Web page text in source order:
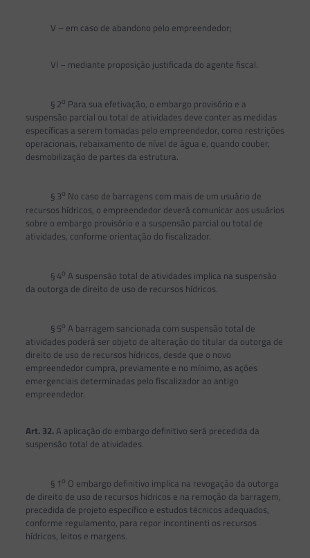
V – em caso de abandono pelo empreendedor;
VI – mediante proposição justificada do agente fiscal.
§ 2o Para sua efetivação, o embargo provisório e a
suspensão parcial ou total de atividades deve conter as medidas
específicas a serem tomadas pelo empreendedor, como restrições
operacionais, rebaixamento de nível de água e, quando couber,
desmobilização de partes da estrutura.
§ 3o No caso de barragens com mais de um usuário de
recursos hídricos, o empreendedor deverá comunicar aos usuários
sobre o embargo provisório e a suspensão parcial ou total de
atividades, conforme orientação do fiscalizador.
§ 4o A suspensão total de atividades implica na suspensão
da outorga de direito de uso de recursos hídricos.
§ 5o A barragem sancionada com suspensão total de
atividades poderá ser objeto de alteração do titular da outorga de
direito de uso de recursos hídricos, desde que o novo
empreendedor cumpra, previamente e no mínimo, as ações
emergenciais determinadas pelo fiscalizador ao antigo
empreendedor.
Art. 32.A aplicação do embargo definitivo será precedida da
suspensão total de atividades.
§ 1o O embargo definitivo implica na revogação da outorga
de direito de uso de recursos hídricos e na remoção da barragem,
precedida de projeto específico e estudos técnicos adequados,
conforme regulamento, para repor incontinenti os recursos
hídricos, leitos e margens.